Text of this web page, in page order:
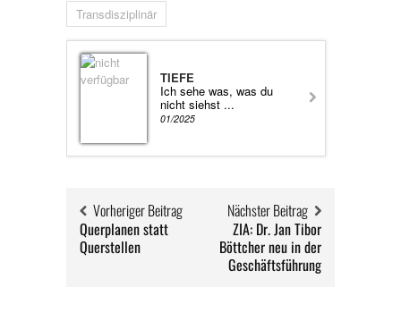
Transdisziplinär
TIEFE
Ich sehe was, was du
nicht siehst ...
01/2025
Vorheriger Beitrag
Querplanen statt
Querstellen
Nächster Beitrag
ZIA: Dr. Jan Tibor
Böttcher neu in der
Geschäftsführung